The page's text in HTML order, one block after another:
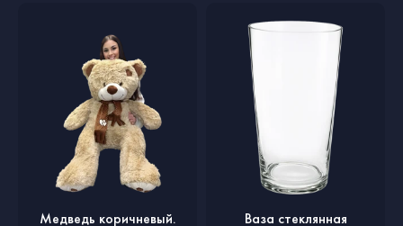
Медведь коричневый.
Ваза стеклянная